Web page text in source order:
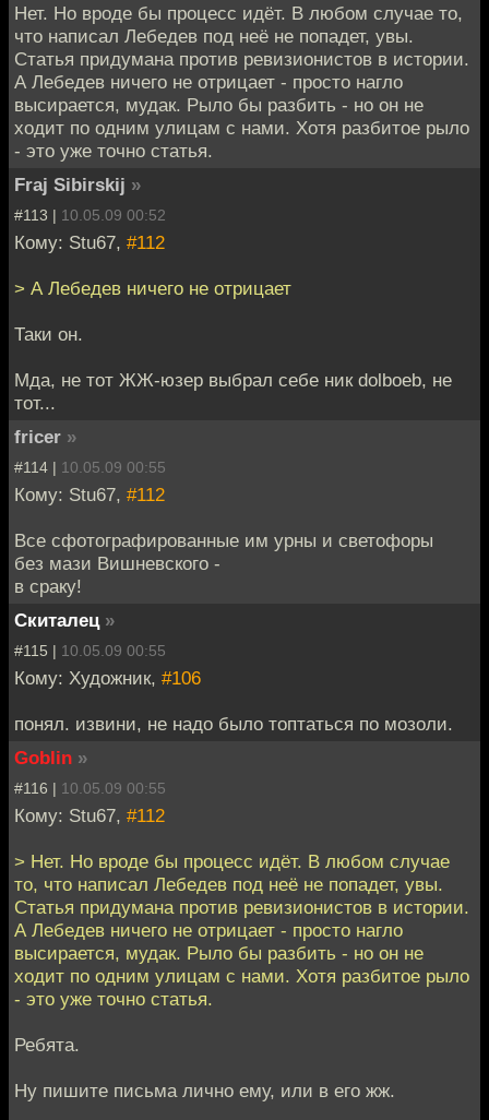
Нет. Но вроде бы процесс идёт. В любом случае то,
что написал Лебедев под неё не попадет, увы.
Статья придумана против ревизионистов в истории.
А Лебедев ничего не отрицает - просто нагло
высирается, мудак. Рыло бы разбить - но он не
ходит по одним улицам с нами. Хотя разбитое рыло
- это уже точно статья.
Fraj Sibirskij »
#113 | 10.05.09 00:52
Кому: Stu67, #112
> А Лебедев ничего не отрицает
Таки он.
Мда, не тот ЖЖ-юзер выбрал себе ник dolboeb, не
тот...
fricer »
#114 | 10.05.09 00:55
Кому: Stu67, #112
Все сфотографированные им урны и светофоры
без мази Вишневского -
в сраку!
Скиталец »
#115 | 10.05.09 00:55
Кому: Художник, #106
понял. извини, не надо было топтаться по мозоли.
Goblin »
#116 | 10.05.09 00:55
Кому: Stu67, #112
> Нет. Но вроде бы процесс идёт. В любом случае
то, что написал Лебедев под неё не попадет, увы.
Статья придумана против ревизионистов в истории.
А Лебедев ничего не отрицает - просто нагло
высирается, мудак. Рыло бы разбить - но он не
ходит по одним улицам с нами. Хотя разбитое рыло
- это уже точно статья.
Ребята.
Ну пишите письма лично ему, или в его жж.